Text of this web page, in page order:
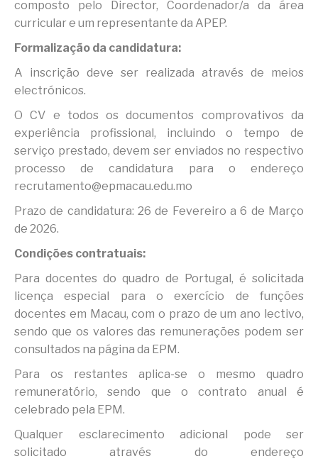
composto pelo Director, Coordenador/a da área
curricular e um representante da APEP.
Formalização da candidatura:
A inscrição deve ser realizada através de meios
electrónicos.
O CV e todos os documentos comprovativos da
experiência profissional, incluindo o tempo de
serviço prestado, devem ser enviados no respectivo
processo de candidatura para o endereço
recrutamento@epmacau.edu.mo
Prazo de candidatura: 26 de Fevereiro a 6 de Março
de 2026.
Condições contratuais:
Para docentes do quadro de Portugal, é solicitada
licença especial para o exercício de funções
docentes em Macau, com o prazo de um ano lectivo,
sendo que os valores das remunerações podem ser
consultados na página da EPM.
Para os restantes aplica-se o mesmo quadro
remuneratório, sendo que o contrato anual é
celebrado pela EPM.
Qualquer esclarecimento adicional pode ser
solicitado através do endereço